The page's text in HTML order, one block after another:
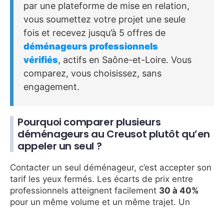
par une plateforme de mise en relation,
vous soumettez votre projet une seule
fois et recevez jusqu’à 5 offres de
déménageurs professionnels
vérifiés, actifs en Saône-et-Loire. Vous
comparez, vous choisissez, sans
engagement.
Pourquoi comparer plusieurs
déménageurs au Creusot plutôt qu’en
appeler un seul ?
Contacter un seul déménageur, c’est accepter son
tarif les yeux fermés. Les écarts de prix entre
professionnels atteignent facilement 30 à 40%
pour un même volume et un même trajet. Un